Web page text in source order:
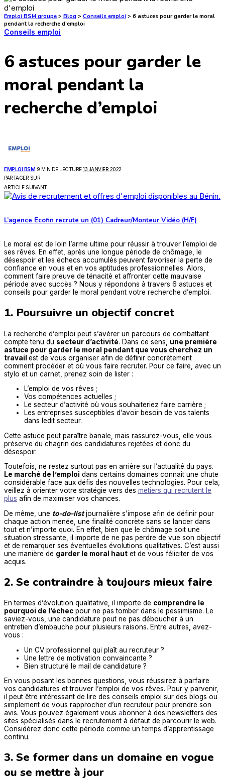
Emploi BSM groupe > Blog > Conseils emploi > 6 astuces pour garder le moral
pendant la recherche d’emploi
Conseils emploi
6 astuces pour garder le
moral pendant la
recherche d’emploi
POSTED
BY
EMPLOI BSM 9 MIN DE LECTURE13 JANVIER 2022
PARTAGER SUR
ARTICLE SUIVANT
L’agence Ecofin recrute un (01) Cadreur/Monteur Vidéo (H/F)
Le moral est de loin l’arme ultime pour réussir à trouver l’emploi de
ses rêves. En effet, après une longue période de chômage, le
désespoir et les échecs accumulés peuvent favoriser la perte de
confiance en vous et en vos aptitudes professionnelles. Alors,
comment faire preuve de ténacité et affronter cette mauvaise
période avec succès ? Nous y répondons à travers 6 astuces et
conseils pour garder le moral pendant votre recherche d’emploi.
1. Poursuivre un objectif concret
La recherche d’emploi peut s’avérer un parcours de combattant
compte tenu du secteur d’activité. Dans ce sens, une première
astuce pour garder le moral pendant que vous cherchez un
travail est de vous organiser afin de définir concrètement
comment procéder et où vous faire recruter. Pour ce faire, avec un
stylo et un carnet, prenez soin de lister :
L’emploi de vos rêves ;
Vos compétences actuelles ;
Le secteur d’activité où vous souhaiteriez faire carrière ;
Les entreprises susceptibles d’avoir besoin de vos talents
dans ledit secteur.
Cette astuce peut paraître banale, mais rassurez-vous, elle vous
préserve du chagrin des candidatures rejetées et donc du
désespoir.
Toutefois, ne restez surtout pas en arrière sur l’actualité du pays.
Le marché de l’emploi dans certains domaines connait une chute
considérable face aux défis des nouvelles technologies. Pour cela,
veillez à orienter votre stratégie vers des métiers qui recrutent le
plus afin de maximiser vos chances.
De même, une to-do-list journalière s’impose afin de définir pour
chaque action menée, une finalité concrète sans se lancer dans
tout et n’importe quoi. En effet, bien que le chômage soit une
situation stressante, il importe de ne pas perdre de vue son objectif
et de remarquer ses éventuelles évolutions qualitatives. C’est aussi
une manière de garder le moral haut et de vous féliciter de vos
acquis.
2. Se contraindre à toujours mieux faire
En termes d’évolution qualitative, il importe de comprendre le
pourquoi de l’échec pour ne pas tomber dans le pessimisme. Le
saviez-vous, une candidature peut ne pas déboucher à un
entretien d’embauche pour plusieurs raisons. Entre autres, avez-
vous :
Un CV professionnel qui plaît au recruteur ?
Une lettre de motivation convaincante ?
Bien structuré le mail de candidature ?
En vous posant les bonnes questions, vous réussirez à parfaire
vos candidatures et trouver l’emploi de vos rêves. Pour y parvenir,
il peut être intéressant de lire des conseils emploi sur des blogs ou
simplement de vous rapprocher d’un recruteur pour prendre son
avis. Vous pouvez également vous abonner à des newsletters des
sites spécialisés dans le recrutement à défaut de parcourir le web.
Considérez donc cette période comme un temps d’apprentissage
continu.
3. Se former dans un domaine en vogue
ou se mettre à jour